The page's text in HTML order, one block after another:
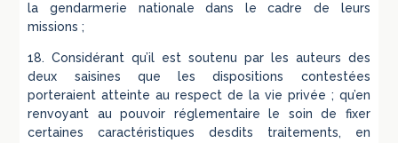
la gendarmerie nationale dans le cadre de leurs
missions ;
18. Considérant qu’il est soutenu par les auteurs des
deux saisines que les dispositions contestées
porteraient atteinte au respect de la vie privée ; qu’en
renvoyant au pouvoir réglementaire le soin de fixer
certaines caractéristiques desdits traitements, en